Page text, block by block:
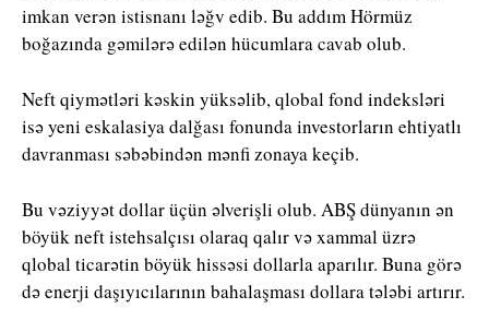
imkan verən istisnanı ləğv edib. Bu addım Hörmüz
boğazında gəmilərə edilən hücumlara cavab olub.
Neft qiymətləri kəskin yüksəlib, qlobal fond indeksləri
isə yeni eskalasiya dalğası fonunda investorların ehtiyatlı
davranması səbəbindən mənfi zonaya keçib.
Bu vəziyyət dollar üçün əlverişli olub. ABŞ dünyanın ən
böyük neft istehsalçısı olaraq qalır və xammal üzrə
qlobal ticarətin böyük hissəsi dollarla aparılır. Buna görə
də enerji daşıyıcılarının bahalaşması dollara tələbi artırır.